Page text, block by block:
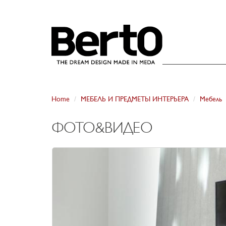
Home МЕБЕЛЬ И ПРЕДМЕТЫ ИНТЕРЬЕРА Мебель
ФОТО&ВИДЕО